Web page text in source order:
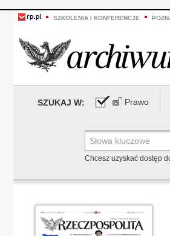
SZKOLENIA I KONFERENCJE
SZUKAJ W: Prawo
Chcesz uzyskać dostęp